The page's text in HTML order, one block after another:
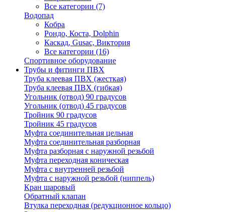
Все категории (7)
Водопад
Кобра
Рондо, Коста, Dolphin
Каскад, Gusac, Виктория
Все категории (16)
Спортивное оборудование
Трубы и фитинги ПВХ
Труба клеевая ПВХ (жесткая)
Труба клеевая ПВХ (гибкая)
Угольник (отвод) 90 градусов
Угольник (отвод) 45 градусов
Тройник 90 градусов
Тройник 45 градусов
Муфта соединительная цельная
Муфта соединительная разборная
Муфта разборная с наружной резьбой
Муфта переходная коническая
Муфта с внутренней резьбой
Муфта с наружной резьбой (ниппель)
Кран шаровый
Обратный клапан
Втулка переходная (редукционное кольцо)